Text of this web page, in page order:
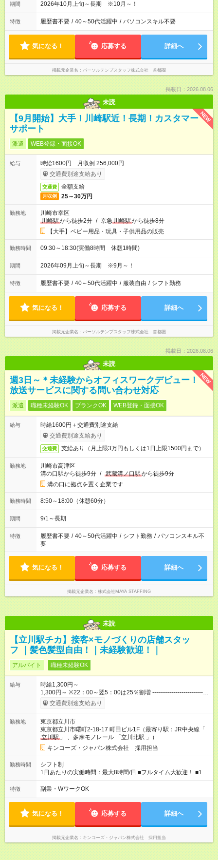
期間 2026年10月上旬～長期 ※10月～！
特徴 履歴書不要 / 40～50代活躍中 / パソコンスキル不要
気になる！ 応募する 詳細へ
掲載元企業名 パーソルテンプスタッフ株式会社 首都圏
掲載日：2026.08.06
未読
NEW
【9月開始】大手！川崎駅近！長期！カスタマー
サポート
派遣 WEB登録・面接OK
給与
時給1600円 月収例 256,000円
交通費別途支給あり
交通費 全額支給
月収例 25～30万円
勤務地
川崎市幸区
川崎駅から徒歩2分 / 京急 川崎駅から徒歩8分
【大手】ベビー用品・玩具・子供用品の販売
勤務時間 09:30～18:30(実働8時間 休憩1時間)
期間 2026年09月上旬～長期 ※9月～！
特徴 履歴書不要 / 40～50代活躍中 / 服装自由 / シフト勤務
気になる！ 応募する 詳細へ
掲載元企業名 パーソルテンプスタッフ株式会社 首都圏
掲載日：2026.08.06
未読
NEW
週3日～＊未経験からオフィスワークデビュー！
放送サービスに関する問い合わせ対応
派遣 職種未経験OK ブランクOK WEB登録・面接OK
給与
時給1600円＋交通費別途支給
交通費別途支給あり
交通費 支給あり（月上限3万円もしくは1日上限1500円まで）
勤務地
川崎市高津区
溝の口駅から徒歩9分 / 武蔵溝ノ口駅から徒歩9分
溝の口に拠点を置く企業です
勤務時間 8:50～18:00（休憩60分）
期間 9/1～長期
特徴 履歴書不要 / 40～50代活躍中 / シフト勤務 / パソコンスキル不
要
気になる！ 応募する 詳細へ
掲載元企業名 株式会社MAYA STAFFING
未読
【立川駅チカ】接客×モノづくりの店舗スタッ
フ ｜髪色髪型自由！｜未経験歓迎！｜
アルバイト 職種未経験OK
給与
時給1,300円～
1,300円～ ※22：00～翌5：00は25％割増 -----------------------------
---------------------------- ・配送スタッフは＋50円手当として加算さ
れます。 ・6か月ごとの業務評価で昇給あり！頑張っている人、
入社2か月後に時給が上がる可能性もあります。 【試用期間】試
用期間あり 試用期間の長さ：2ヶ月 雇用形態、給与は本採用時
と同じです。
交通費別途支給あり
勤務地
東京都立川市
東京都立川市曙町2‐18‐17 町田ビル1F（最寄り駅：JR中央線「
立川駅 」 、多摩モノレール 「立川北駅 」）
キンコーズ・ジャパン株式会社 採用担当
勤務時間
シフト制
1日あたりの実働時間：最大8時間/日 ■フルタイム大歓迎！ ■1日
6時間以上、週4日からOK ■シフト例 ※状況に応じて要相談 実
働8時間例：9:00～18:00、11:00～20:00 実働6時間例：11:00～
特徴 副業・WワークOK
気になる！ 応募する 詳細へ
掲載元企業名 キンコーズ・ジャパン株式会社 採用担当